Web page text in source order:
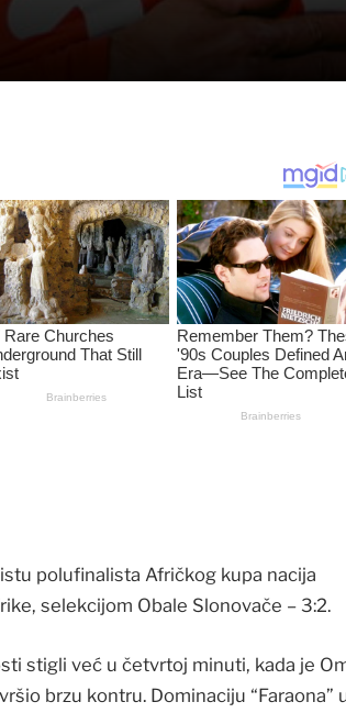
polufinalista Afričkog kupa nacija
selekcijom Obale Slonovače – 3:2.
stigli već u četvrtoj minuti, kada je
brzu kontru. Dominaciju “Faraona”